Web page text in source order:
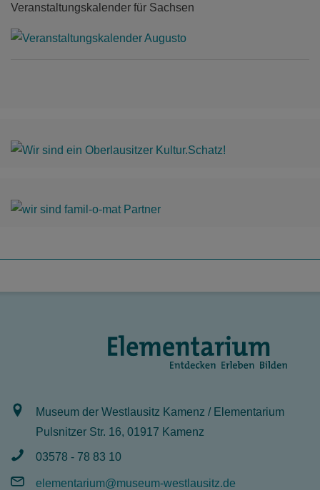
Veranstaltungskalender für Sachsen
Museum der Westlausitz Kamenz / Elementarium
Pulsnitzer Str. 16, 01917 Kamenz
03578 - 78 83 10
elementarium@museum-westlausitz.de